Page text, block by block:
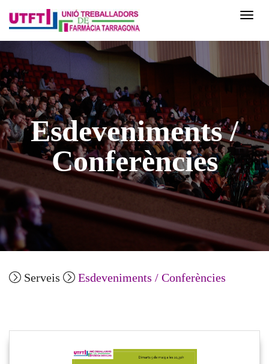
Menú
Esdeveniments /
Conferències
Serveis Esdeveniments / Conferències